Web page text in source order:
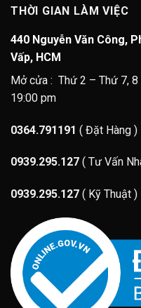
THỜI GIAN LÀM VIỆC
440 Nguyễn Văn Công,
Vấp, HCM
Mở cửa : Thứ 2 – Thứ 7, 8
19:00 pm
0364.791191 ( Đặt Hàng )
0939.295.127 ( Tư Vấn
0939.295.127 ( Kỹ Thuật )